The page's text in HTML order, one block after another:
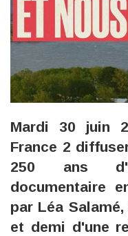
Mardi 30 juin
France 2
250 ans
documentaire
par Léa
et demi d'une